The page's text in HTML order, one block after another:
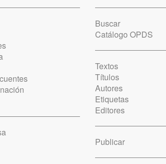
Buscar
Catálogo OPDS
Textos
Títulos
Autores
Etiquetas
Editores
Publicar